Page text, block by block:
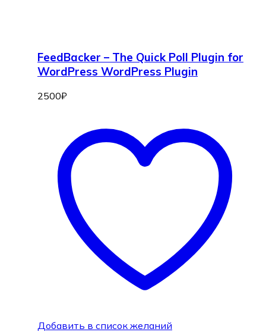
FeedBacker – The Quick Poll Plugin for
WordPress WordPress Plugin
2500₽
Добавить в список желаний